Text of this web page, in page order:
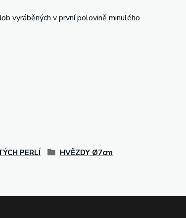
vyráběných v první polovině minulého
PERLÍ HVĚZDY Ø7cm